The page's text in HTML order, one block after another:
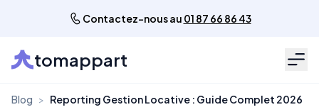
Contactez-nous au 01 87 66 86 43
tomappart
Blog > Reporting Gestion Locative : Guide Complet 2026